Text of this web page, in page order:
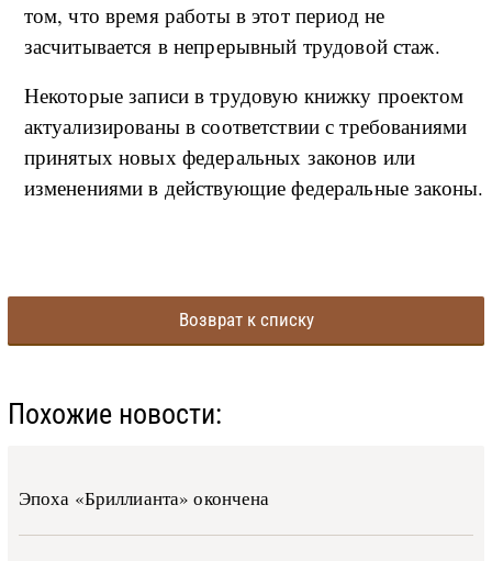
том, что время работы в этот период не
засчитывается в непрерывный трудовой стаж.
Некоторые записи в трудовую книжку проектом
актуализированы в соответствии с требованиями
принятых новых федеральных законов или
изменениями в действующие федеральные законы.
Возврат к списку
Похожие новости:
Эпоха «Бриллианта» окончена